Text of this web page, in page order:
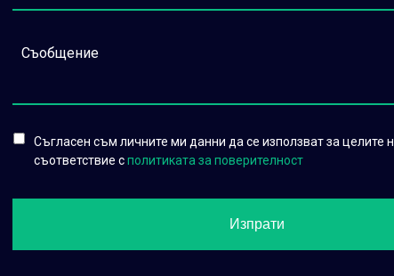
Съгласен съм личните ми данни да се използват за целите
съответствие сполитиката за поверителност